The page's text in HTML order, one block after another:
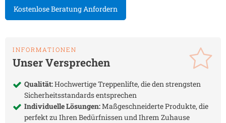
Kostenlose Beratung Anfordern
INFORMATIONEN
Unser Versprechen
Qualität:Hochwertige Treppenlifte, die den strengsten
Sicherheitsstandards entsprechen
Individuelle Lösungen:Maßgeschneiderte Produkte, die
perfekt zu Ihren Bedürfnissen und Ihrem Zuhause